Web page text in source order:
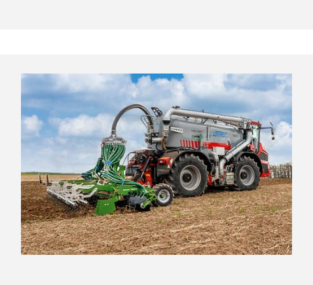
débits importants, jusqu'à 10 000 l/min, et une
précision de distribution élevée et constante,
quel que soit le débit. La tête et les tuyaux de
descente du répartiteur sont montés de
manière permanente sur le châssis adaptateur
jusqu’à la première rangée de disques du
Catros. Le montage est effectué par AMAZONE
directement en usine.
Largeur de travail : 9,0 m
Répartiteur SynCult DMX Vogelsang : DMX
800-36-50
Sorties : 36